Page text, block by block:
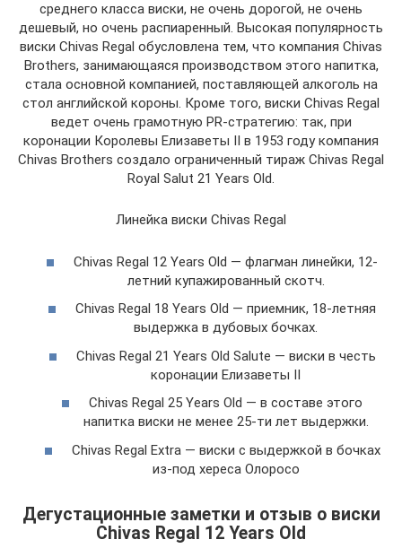
среднего класса виски, не очень дорогой, не очень
дешевый, но очень распиаренный. Высокая популярность
виски Chivas Regal обусловлена тем, что компания Chivas
Brothers, занимающаяся производством этого напитка,
стала основной компанией, поставляющей алкоголь на
стол английской короны. Кроме того, виски Chivas Regal
ведет очень грамотную PR-стратегию: так, при
коронации Королевы Елизаветы II в 1953 году компания
Chivas Brothers создало ограниченный тираж Chivas Regal
Royal Salut 21 Years Old.
Линейка виски Chivas Regal
Chivas Regal 12 Years Old — флагман линейки, 12-
летний купажированный скотч.
Chivas Regal 18 Years Old — приемник, 18-летняя
выдержка в дубовых бочках.
Chivas Regal 21 Years Old Salute — виски в честь
коронации Елизаветы II
Chivas Regal 25 Years Old — в составе этого
напитка виски не менее 25-ти лет выдержки.
Chivas Regal Extra — виски с выдержкой в бочках
из-под хереса Олоросо
Дегустационные заметки и отзыв о виски
Chivas Regal 12 Years Old